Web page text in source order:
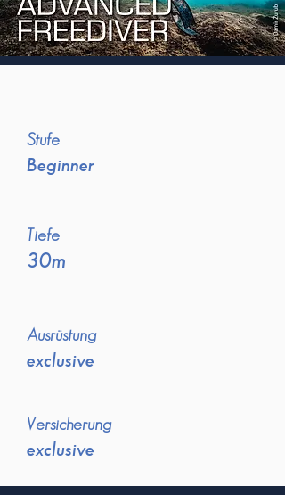
Stufe
Beginner
Tiefe
30m
Ausrüstung
exclusive
Versicherung
exclusive